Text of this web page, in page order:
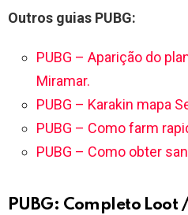
Outros guias PUBG:
PUBG – Aparição do
Miramar.
PUBG – Karakin mapa
PUBG – Como farm
PUBG – Como obter
PUBG: Completo